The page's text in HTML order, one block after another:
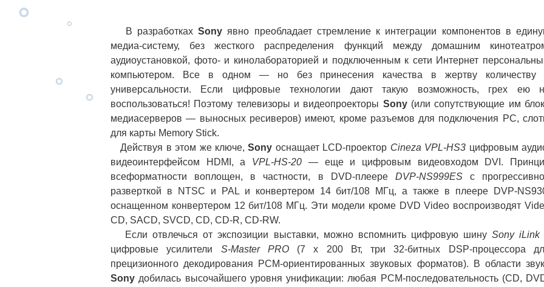
В разработкахSony явно преобладает стремление к интеграции компонентов в
медиа-систему, без жесткого распределения функций между домашним
аудиоустановкой, фото- и кинолабораторией и подключенным к сети Интернет
компьютером. Все в одном — но без принесения качества в жертву количеству
универсальности. Если цифровые технологии дают такую возможность, грех ею
воспользоваться! Поэтому телевизоры и видеопроекторы Sony(или сопутствующие им
медиасерверов — выносных ресиверов) имеют, кроме разъемов для подключения PC,
для карты Memory Stick.
Действуя в этом же ключе,Sony оснащает LCD-проектор Cineza VPL-HS3 цифровым
видеоинтерфейсом HDMI, а VPL-HS-20 — еще и цифровым видеовходом DVI.
всеформатности воплощен, в частности, в DVD-плеере DVP-NS999ESс
разверткой в NTSC и PAL и конвертером 14 бит/108 МГц, а также в плеере DVP-
оснащенном конвертером 12 бит/108 МГц. Эти модели кроме DVD Video воспроизводят
CD, SACD, SVCD, CD, CD-R, CD-RW.
Если отвлечься от экспозиции выставки, можно вспомнить цифровую шину Sony iLink
цифровые усилители S-Master PRO(7 x 200 Вт, три 32-битных DSP-процессора
прецизионного декодирования PCM-ориентированных звуковых форматов). В области
Sony добилась высочайшего уровня унификации: любая PCM-последовательность (CD,